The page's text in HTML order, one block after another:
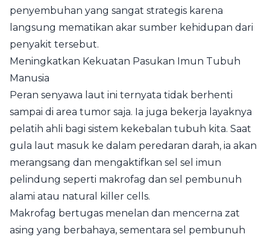
penyembuhan yang sangat strategis karena
langsung mematikan akar sumber kehidupan dari
penyakit tersebut.
Meningkatkan Kekuatan Pasukan Imun Tubuh
Manusia
Peran senyawa laut ini ternyata tidak berhenti
sampai di area tumor saja. Ia juga bekerja layaknya
pelatih ahli bagi sistem kekebalan tubuh kita. Saat
gula laut masuk ke dalam peredaran darah, ia akan
merangsang dan mengaktifkan sel sel imun
pelindung seperti makrofag dan sel pembunuh
alami atau natural killer cells.
Makrofag bertugas menelan dan mencerna zat
asing yang berbahaya, sementara sel pembunuh